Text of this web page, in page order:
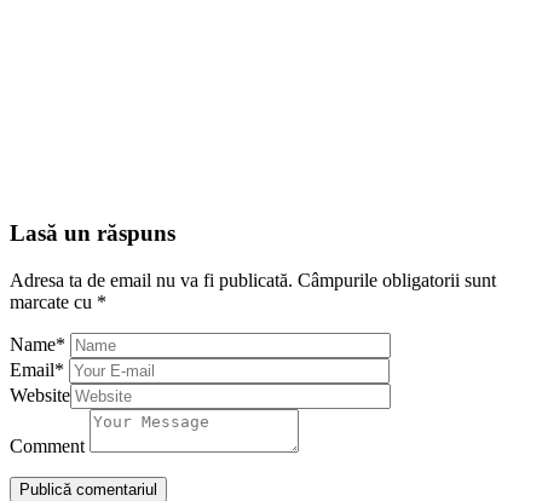
Lasă un răspuns
Adresa ta de email nu va fi publicată. Câmpurile obligatorii sunt
marcate cu *
Name*
Email*
Website
Comment